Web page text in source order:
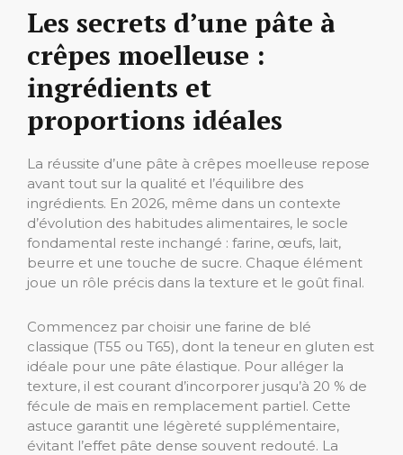
Les secrets d’une pâte à
crêpes moelleuse :
ingrédients et
proportions idéales
La réussite d’une pâte à crêpes moelleuse repose
avant tout sur la qualité et l’équilibre des
ingrédients. En 2026, même dans un contexte
d’évolution des habitudes alimentaires, le socle
fondamental reste inchangé : farine, œufs, lait,
beurre et une touche de sucre. Chaque élément
joue un rôle précis dans la texture et le goût final.
Commencez par choisir une farine de blé
classique (T55 ou T65), dont la teneur en gluten est
idéale pour une pâte élastique. Pour alléger la
texture, il est courant d’incorporer jusqu’à 20 % de
fécule de maïs en remplacement partiel. Cette
astuce garantit une légèreté supplémentaire,
évitant l’effet pâte dense souvent redouté. La